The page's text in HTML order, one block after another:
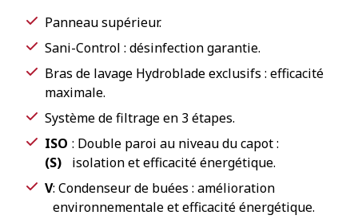
Panneau supérieur.
Sani-Control : désinfection garantie.
Bras de lavage Hydroblade exclusifs : efficacité
maximale.
Système de filtrage en 3 étapes.
ISO
(S)
: Double paroi au niveau du capot :
isolation et efficacité énergétique.
V: Condenseur de buées : amélioration
environnementale et efficacité énergétique.